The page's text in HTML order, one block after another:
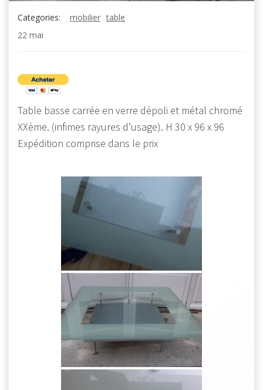
Categories: mobilier table
22 mai
Table basse carrée en verre dépoli et métal chromé
XXème. (infimes rayures d’usage). H 30 x 96 x 96
Expédition comprise dans le prix